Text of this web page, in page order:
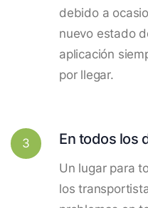
debido a
nuevo estado
aplicación
por llegar.
3 En todos los
Un lugar para
los